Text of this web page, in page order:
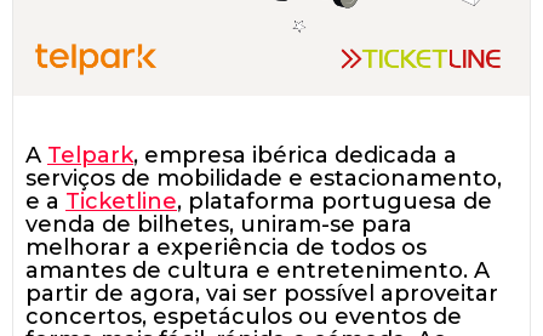
A Telpark, empresa ibérica dedicada a
serviços de mobilidade e estacionamento,
e a Ticketline, plataforma portuguesa de
venda de bilhetes, uniram-se para
melhorar a experiência de todos os
amantes de cultura e entretenimento. A
partir de agora, vai ser possível aproveitar
concertos, espetáculos ou eventos de